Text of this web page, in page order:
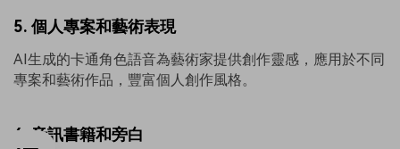
5. 個人專案和藝術表現
AI生成的卡通角色語音為藝術家提供創作靈感，應用於不同
專案和藝術作品，豐富個人創作風格。
6. 音訊書籍和旁白